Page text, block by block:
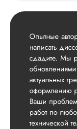
Опытные
написать
сдадите. Мы
актуальных
оформлению
Ваши
работ по
технической